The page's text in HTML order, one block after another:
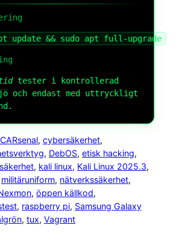
update && sudo apt full-upgrade
tester i kontrollerad
och endast med uttryckligt
CARsenal, cybersäkerhet
, DebOS, etisk hacking
, kali linux, Kali Linux 2025.3
militäruniform, nätverkssäkerhet
, öppen källkod
, raspberry pi, Samsung Galaxy
, tux, Vagrant